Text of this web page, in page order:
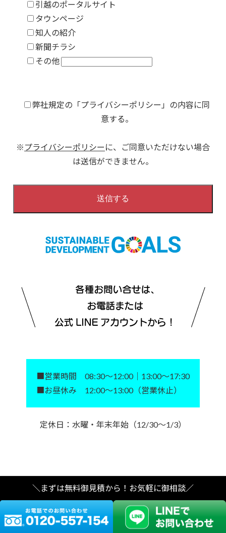
＼まずは無料御見積から！お気軽に御相談／
引越のポータルサイト
タウンページ
知人の紹介
新聞チラシ
その他
弊社規定の「プライバシーポリシー」の内容に同
意する。
※ プライバシーポリシー に、ご同意いただけない場合
は送信ができません。
■営業時間 08:30～12:00｜13:00～17:30
■お昼休み 12:00～13:00（営業休止）
定休日：水曜・年末年始（12/30～1/3）
© 株式会社ハコビス All Rights Reserved.